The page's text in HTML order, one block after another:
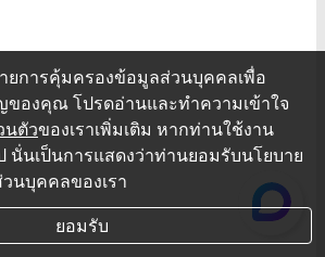
ยการคุ้มครองข้อมูลส่วนบุคคลเพื่อ
องคุณ โปรดอ่านและทำความเข้าใจ
นตัวของเราเพิ่มเติม หากท่านใช้งาน
นั่นเป็นการแสดงว่าท่านยอมรับนโยบาย
นบุคคลของเรา
ยอมรับ